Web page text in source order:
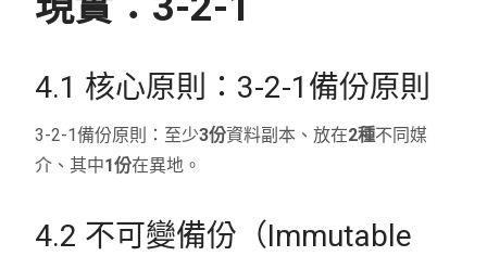
4.1 核心原則：3-2-1備份原則
3-2-1備份原則：至少3份資料副本、放在2種不同媒
介、其中1份在異地。
4.2 不可變備份（Immutable